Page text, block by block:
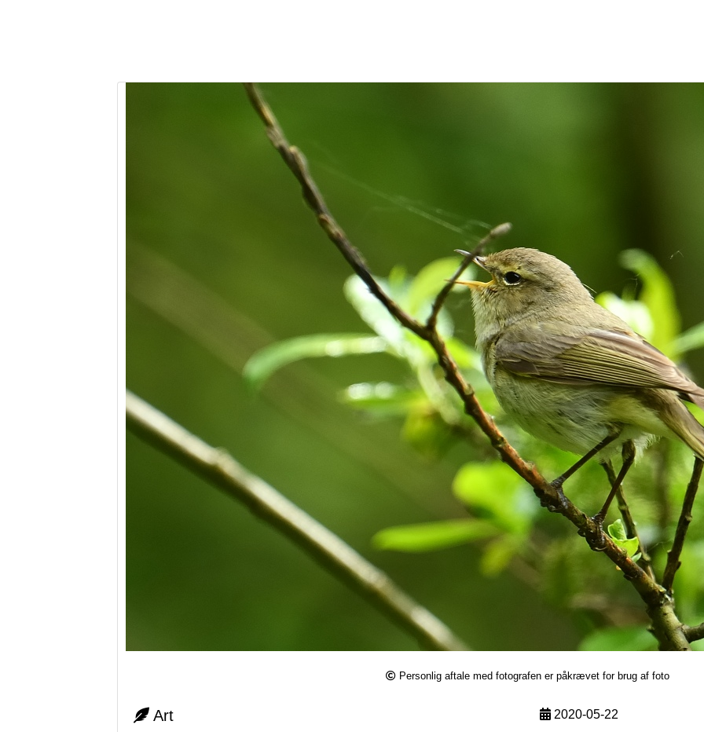
Personlig aftale med fotografen er påkrævet for brug af foto
Art 2020-05-22